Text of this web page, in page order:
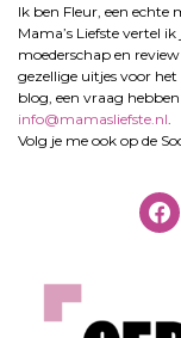
Ik ben Fleur, een echte
Mama’s Liefste vertel
moederschap en
gezellige uitjes voor
blog, een vraag
info@mamasliefste.nl
Volg je me ook op de